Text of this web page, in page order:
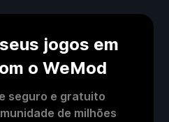
jogos em
o WeMod
seguro e gratuito
de milhões